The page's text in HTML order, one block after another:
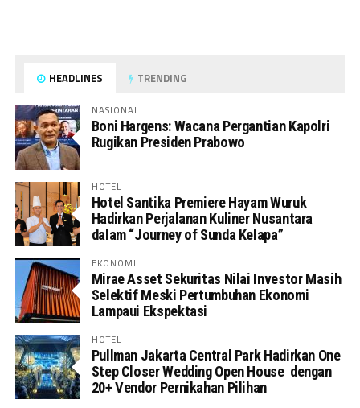
HEADLINES TRENDING
NASIONAL
Boni Hargens: Wacana Pergantian Kapolri
Rugikan Presiden Prabowo
HOTEL
Hotel Santika Premiere Hayam Wuruk
Hadirkan Perjalanan Kuliner Nusantara
dalam “Journey of Sunda Kelapa”
EKONOMI
Mirae Asset Sekuritas Nilai Investor Masih
Selektif Meski Pertumbuhan Ekonomi
Lampaui Ekspektasi
HOTEL
Pullman Jakarta Central Park Hadirkan One
Step Closer Wedding Open House dengan
20+ Vendor Pernikahan Pilihan